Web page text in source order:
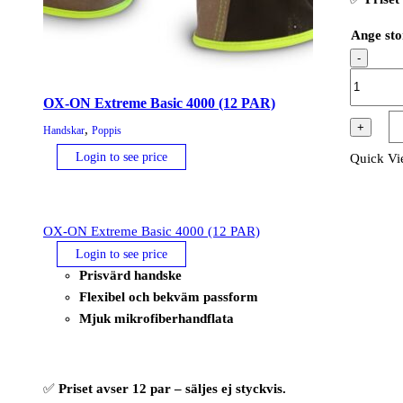
OX-ON Extreme Basic 4000 (12 PAR)
Handskar, Poppis
Login to see price
OX-ON Extreme Basic 4000 (12 PAR)
Login to see price
Prisvärd handske
Flexibel och bekväm passform
Mjuk mikrofiberhandflata
✅ Priset avser 12 par – säljes ej styckvis.
Ange
-
Extreme
4001
+
Quick